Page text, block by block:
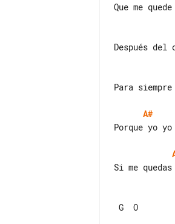
Que me
Después del
Para
A#
Porque yo
Si me